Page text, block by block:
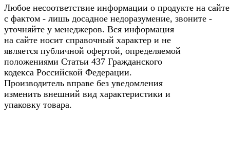
Любое несоответствие информации о продукте на сайте
с фактом - лишь досадное недоразумение, звоните -
уточняйте у менеджеров. Вся информация
на сайте носит справочный характер и не
является публичной офертой, определяемой
положениями Статьи 437 Гражданского
кодекса Российской Федерации.
Производитель вправе без уведомления
изменить внешний вид характеристики и
упаковку товара.